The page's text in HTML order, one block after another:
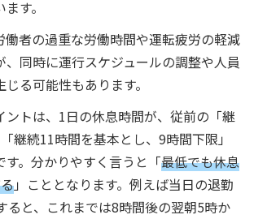
す。
者の過重な労働時間や運転疲労の軽減
、同時に運行スケジュールの調整や人員
る可能性もあります。
トは、1日の休息時間が、従前の「継
継続11時間を基本とし、9時間下限」
す。分かりやすく言うと「最低でも休息
」こととなります。例えば当日の退勤
ると、これまでは8時間後の翌朝5時か